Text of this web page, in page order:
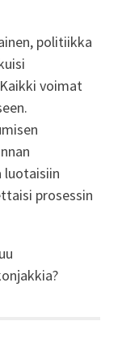
politiikka
voimat
luotaisiin
prosessin